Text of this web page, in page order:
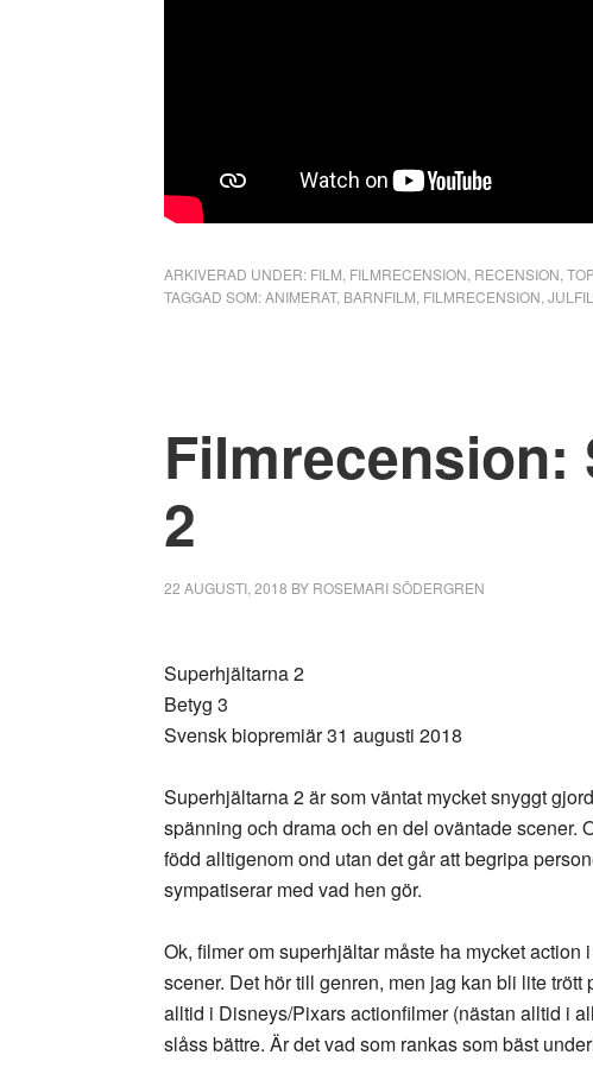
ARKIVERAD UNDER: FILM FILMRECENSION RECENSION
TAGGAD SOM:ANIMERAT, BARNFILM FILMRECENSION
Filmrecension:
2
22 AUGUSTI, 2018 BY ROSEMARI SÖDERGREN
Superhjältarna 2
Betyg 3
Svensk biopremiär 31 augusti 2018
Superhjältarna 2 är som väntat mycket snyggt
spänning och drama och en del oväntade scener.
född alltigenom ond utan det går att begripa
sympatiserar med vad hen gör.
Ok, filmer om superhjältar måste ha mycket
scener. Det hör till genren, men jag kan bli lite
alltid i Disneys/Pixars actionfilmer (nästan alltid i
slåss bättre. Är det vad som rankas som bäst